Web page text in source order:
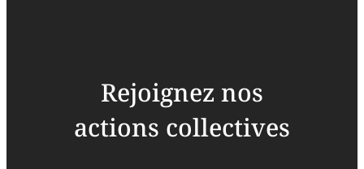
Rejoignez nos
actions collectives